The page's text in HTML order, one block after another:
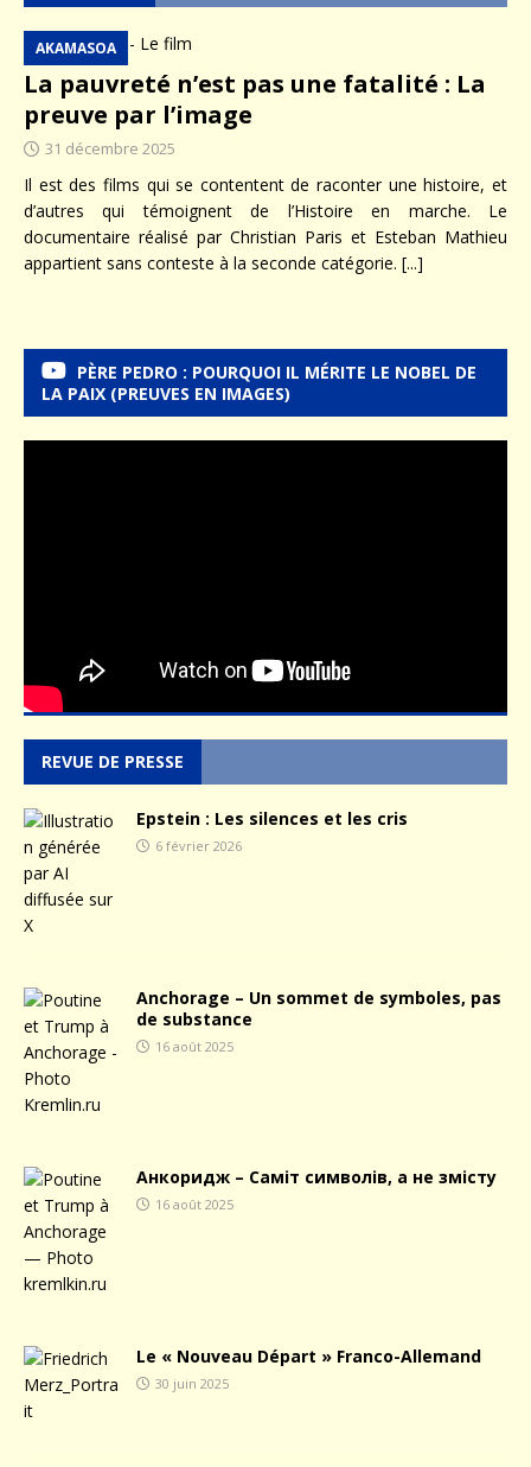
La pauvreté n’est pas une fatalité : La
preuve par l’image
AKAMASOA
31 décembre 2025
Il est des films qui se contentent de raconter une histoire, et
d’autres qui témoignent de l’Histoire en marche. Le
documentaire réalisé par Christian Paris et Esteban Mathieu
appartient sans conteste à la seconde catégorie. [...]
PÈRE PEDRO : POURQUOI IL MÉRITE LE NOBEL DE
LA PAIX (PREUVES EN IMAGES)
REVUE DE PRESSE
Epstein : Les silences et les cris
6 février 2026
Anchorage – Un sommet de symboles, pas
de substance
16 août 2025
Анкоридж – Саміт символів, а не змісту
16 août 2025
Le « Nouveau Départ » Franco-Allemand
30 juin 2025